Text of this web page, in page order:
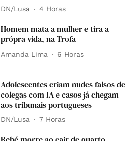
DN/Lusa 4 Horas
Homem mata a mulher e tira a
própra vida, na Trofa
Amanda Lima 6 Horas
Adolescentes criam nudes falsos de
colegas com IA e casos já chegam
aos tribunais portugueses
DN/Lusa 7 Horas